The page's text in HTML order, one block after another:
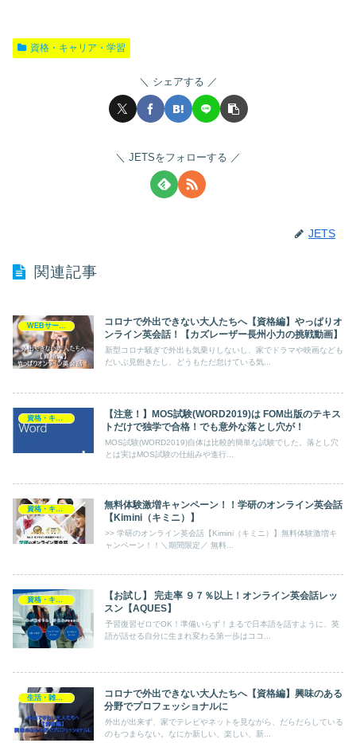
資格・キャリア・学習
シェアする
JETSをフォローする
JETS
関連記事
コロナで外出できない大人たちへ【資格編】やっぱりオ
ンライン英会話！【カズレーザー長州小力の挑戦動画】
新型コロナ騒ぎで外出も気乗りしないし、家でドラマや映画なども
だいぶ見飽きたし、どうもただ怠けている気...
【注意！】MOS試験(WORD2019)は FOM出版のテキス
トだけで独学で合格！でも意外な落とし穴が！
MOS試験(WORD2019)自体は比較的簡単な試験でした。落とし穴
とは実はMOS試験の仕組みや進行...
無料体験激増キャンペーン！！学研のオンライン英会話
【Kimini（キミニ）】
>> 学研のオンライン英会話【Kimini（キミニ）】無料体験激増キ
ャンペーン！！＼期間限定／ 無料...
【お試し】 完走率 ９７％以上！オンライン英会話レッ
スン【AQUES】
予習復習ゼロでOK！準備いらず！まるで日本語を話すように、英
語が話せる自分に生まれ変わる第一歩はココ...
生活・雑貨・家電
コロナで外出できない大人たちへ【資格編】興味のある
分野でプロフェッショナルに
外出が出来ず、家でテレビやネットを見ながら、だらだらしている
のもつまらない。なにか新しい、楽しい、新...